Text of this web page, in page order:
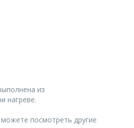
из
нагреве.
посмотреть другие